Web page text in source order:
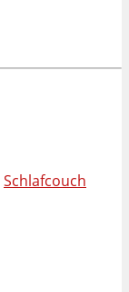
Schlafcouch